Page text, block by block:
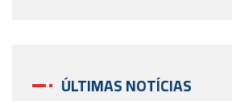
ÚLTIMAS NOTÍCIAS